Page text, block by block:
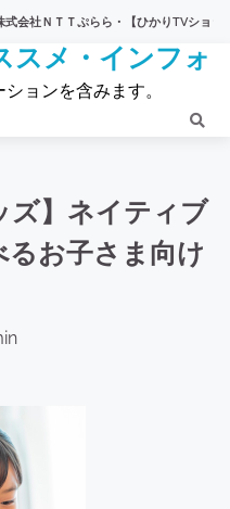
かりTVショッピング】 【eLife（イ
スメ・インフォ
ョンを含みます。
ズ】ネイティブ
お子さま向け